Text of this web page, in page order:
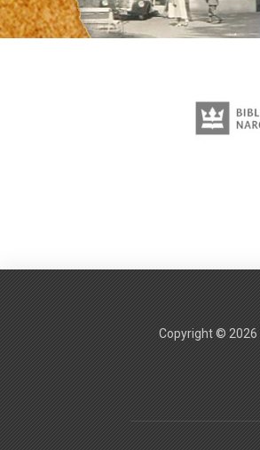
Copyright © 2026